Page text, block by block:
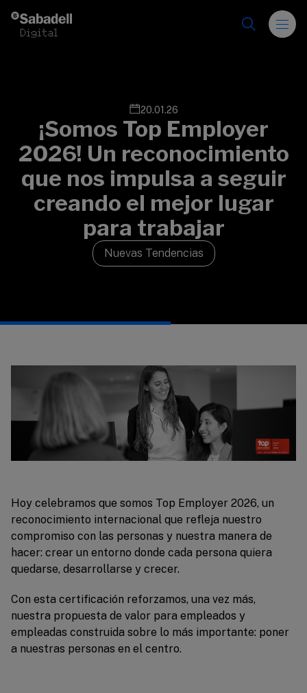
20.01.26
¡Somos Top Employer
2026! Un reconocimiento
que nos impulsa a seguir
creando el mejor lugar
para trabajar
Nuevas Tendencias
Hoy celebramos que somos Top Employer 2026, un
reconocimiento internacional que refleja nuestro
compromiso con las personas y nuestra manera de
hacer: crear un entorno donde cada persona quiera
quedarse, desarrollarse y crecer.
Con esta certificación reforzamos, una vez más,
nuestra propuesta de valor para empleados y
empleadas construida sobre lo más importante: poner
a nuestras personas en el centro.